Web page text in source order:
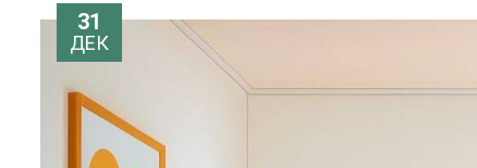
31
ДЕК